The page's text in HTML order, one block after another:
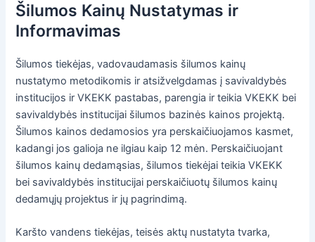
Šilumos Kainų Nustatymas ir
Informavimas
Šilumos tiekėjas, vadovaudamasis šilumos kainų
nustatymo metodikomis ir atsižvelgdamas į savivaldybės
institucijos ir VKEKK pastabas, parengia ir teikia VKEKK bei
savivaldybės institucijai šilumos bazinės kainos projektą.
Šilumos kainos dedamosios yra perskaičiuojamos kasmet,
kadangi jos galioja ne ilgiau kaip 12 mėn. Perskaičiuojant
šilumos kainų dedamąsias, šilumos tiekėjai teikia VKEKK
bei savivaldybės institucijai perskaičiuotų šilumos kainų
dedamųjų projektus ir jų pagrindimą.
Karšto vandens tiekėjas, teisės aktų nustatyta tvarka,